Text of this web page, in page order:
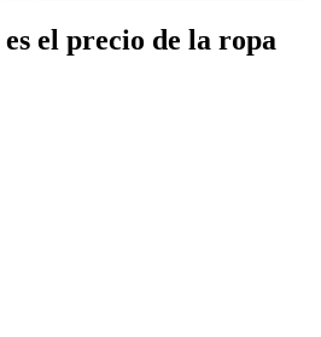
el precio de la ropa